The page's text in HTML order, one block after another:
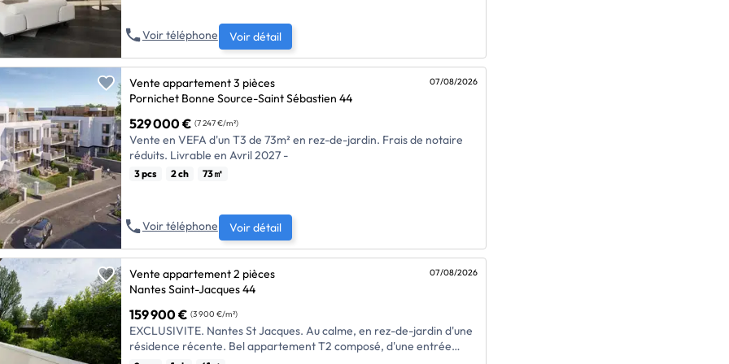
de confort.
en extérieur.
Ne manquez pas cette opportunité unique d'acquérir un
appartement alliant confort, modernité et fonctionnalité.
Pas de frais d'agence, Certifié BBC, norme RT2012 / RE2020, haute
qualité environnementale et éligible […] Voir l’annonce immobilière
>>
Voir téléphone Voir détail
Vente appartement 3 pièces
Pornichet Bonne Source-Saint Sébastien 44
529 000 € (7 247 €/m²)
Vente en VEFA d'un T3 de 73m² en rez-de-jardin. Frais de notaire
réduits. Livrable en Avril 2027 -
3 pcs 2 ch 73㎡
Voir téléphone Voir détail
07/08/2026
Vente appartement 2 pièces
Nantes Saint-Jacques 44
159 900 € (3 900 €/m²)
EXCLUSIVITE. Nantes St Jacques. Au calme, en rez-de-jardin d'une
résidence récente. Bel appartement T2 composé, d'une entrée
07/08/2026